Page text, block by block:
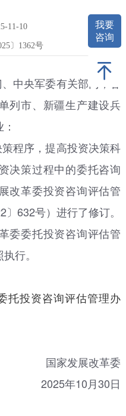
11-10
〕1362号
中央军委有关部门，各
列市、新疆生产建设兵
程序，提高投资决策科
决策过程中的委托咨询
改革委投资咨询评估管
632号）进行了修订。
委委托投资咨询评估管
行。
托投资咨询评估管理办
国家发展改革委
2025年10月30日
我要
咨询